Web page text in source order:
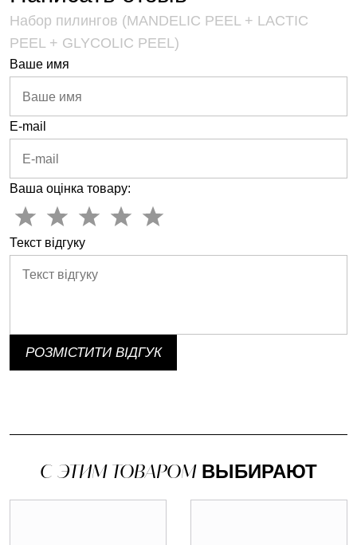
Набор пилингов (MANDELIC PEEL + LACTIC
PEEL + GLYCOLIC PEEL)
Ваше имя
E-mail
Ваша оцінка товару:
Текст відгуку
РОЗМІСТИТИ ВІДГУК
С ЭТИМ ТОВАРОМВЫБИРАЮТ